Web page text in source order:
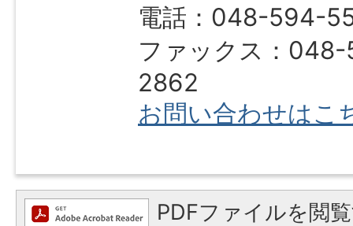
電話：048-594-
ファックス：
2862
お問い合わせはこ
PDFファイルを閲